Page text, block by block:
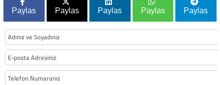
Paylas Paylas Paylas Paylas Paylas